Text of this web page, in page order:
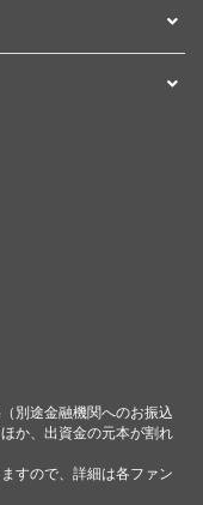
別途金融機関へのお振込
か、出資金の元本が割れ
すので、詳細は各ファン